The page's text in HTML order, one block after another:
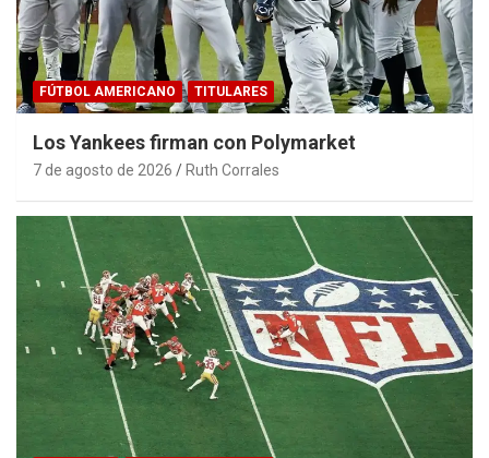
FÚTBOL AMERICANO TITULARES
Los Yankees firman con Polymarket
7 de agosto de 2026 Ruth Corrales